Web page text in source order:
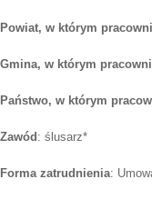
Powiat, w którym
Gmina, w którym
Państwo, w którym
Zawód : ślusarz*
Forma zatrudnienia: